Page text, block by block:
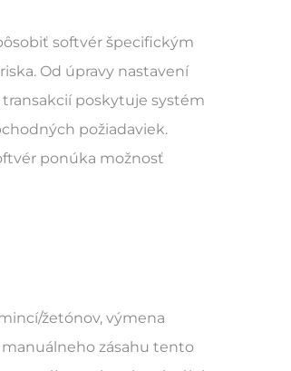
softvér špecifickým
Od úpravy nastavení
poskytuje systém
požiadaviek.
ponúka možnosť
žetónov, výmena
zásahu tento